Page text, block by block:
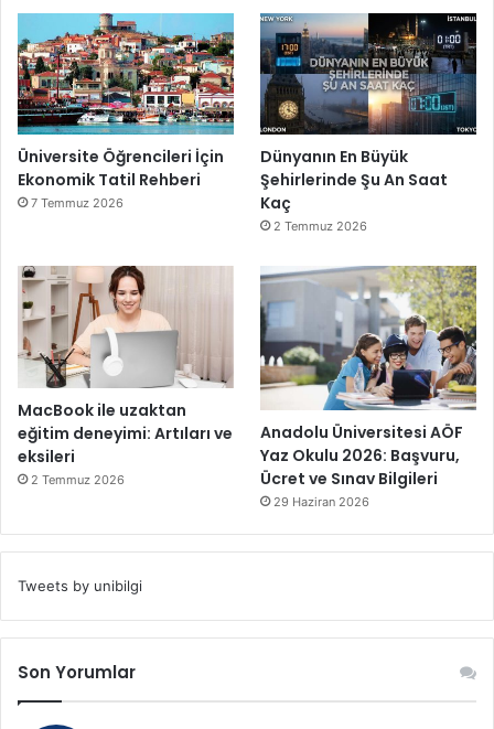
Üniversite Öğrencileri İçin
Ekonomik Tatil Rehberi
7 Temmuz 2026
Dünyanın En Büyük
Şehirlerinde Şu An Saat
Kaç
2 Temmuz 2026
MacBook ile uzaktan
eğitim deneyimi: Artıları ve
eksileri
2 Temmuz 2026
Anadolu Üniversitesi AÖF
Yaz Okulu 2026: Başvuru,
Ücret ve Sınav Bilgileri
29 Haziran 2026
Tweets by unibilgi
Son Yorumlar